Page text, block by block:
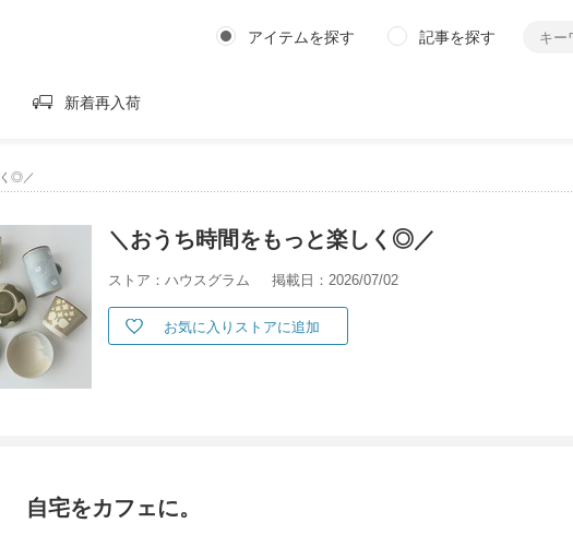
アイテムを探す 記事を探す
新着再入荷
◎／
＼おうち時間をもっと楽しく◎／
ストア：ハウスグラム 掲載日：2026/07/02
お気に入りストアに追加
自宅をカフェに。